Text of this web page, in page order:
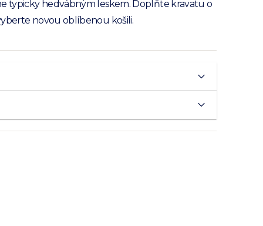
typicky hedvábným leskem. Doplňte kravatu o
novou oblíbenou košili.